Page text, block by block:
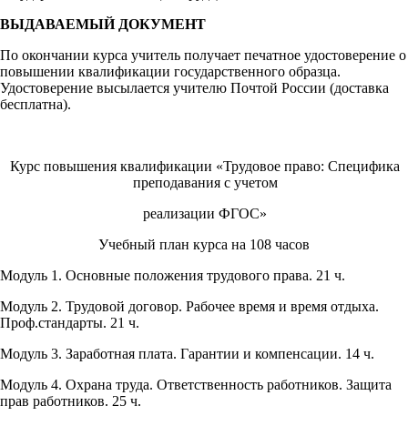
ВЫДАВАЕМЫЙ ДОКУМЕНТ
По окончании курса учитель получает печатное удостоверение о
повышении квалификации государственного образца.
Удостоверение высылается учителю Почтой России (доставка
бесплатна).
Курс повышения квалификации «Трудовое право: Специфика
преподавания с учетом
реализации ФГОС»
Учебный план курса на 108 часов
Модуль 1. Основные положения трудового права. 21 ч.
Модуль 2. Трудовой договор. Рабочее время и время отдыха.
Проф.стандарты. 21 ч.
Модуль 3. Заработная плата. Гарантии и компенсации. 14 ч.
Модуль 4. Охрана труда. Ответственность работников. Защита
прав работников. 25 ч.